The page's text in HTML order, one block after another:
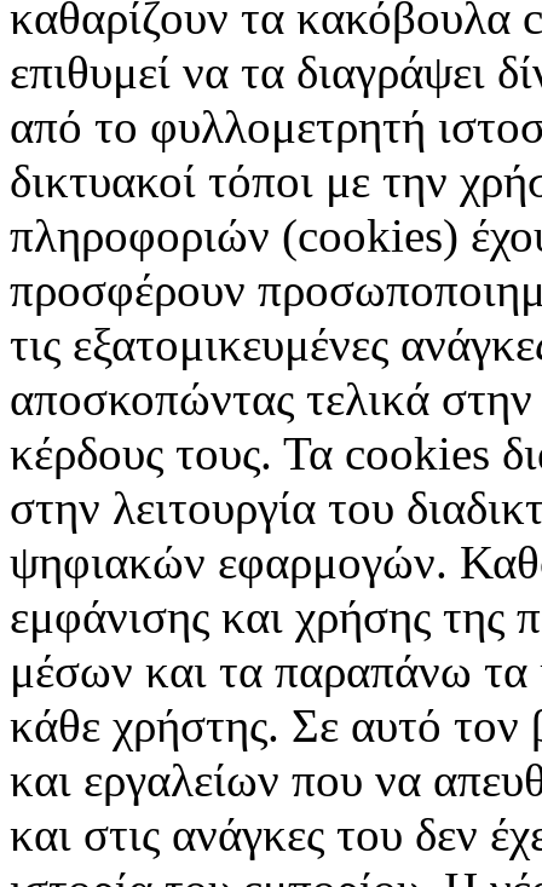
καθαρίζουν τα κακόβουλα
επιθυμεί να τα διαγράψει
από το φυλλομετρητή
δικτυακοί τόποι με την
πληροφοριών (cookies)
προσφέρουν
τις εξατομικευμένες
αποσκοπώντας τελικά
κέρδους τους. Τα cookies
στην λειτουργία του
ψηφιακών εφαρμογών.
εμφάνισης και χρήσης της
μέσων και τα παραπάνω τα
κάθε χρήστης. Σε αυτό
και εργαλείων που να
και στις ανάγκες του δεν